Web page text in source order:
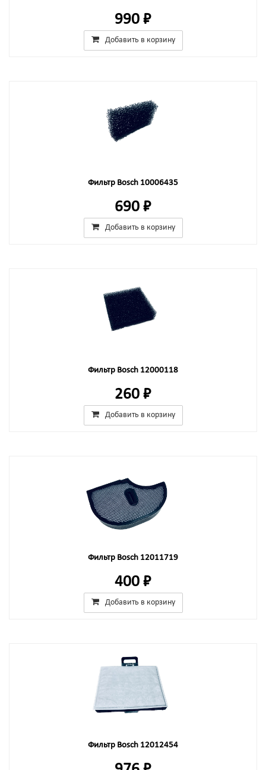
990 ₽
Добавить в корзину
Фильтр Bosch 10006435
690 ₽
Добавить в корзину
Фильтр Bosch 12000118
260 ₽
Добавить в корзину
Фильтр Bosch 12011719
400 ₽
Добавить в корзину
Фильтр Bosch 12012454